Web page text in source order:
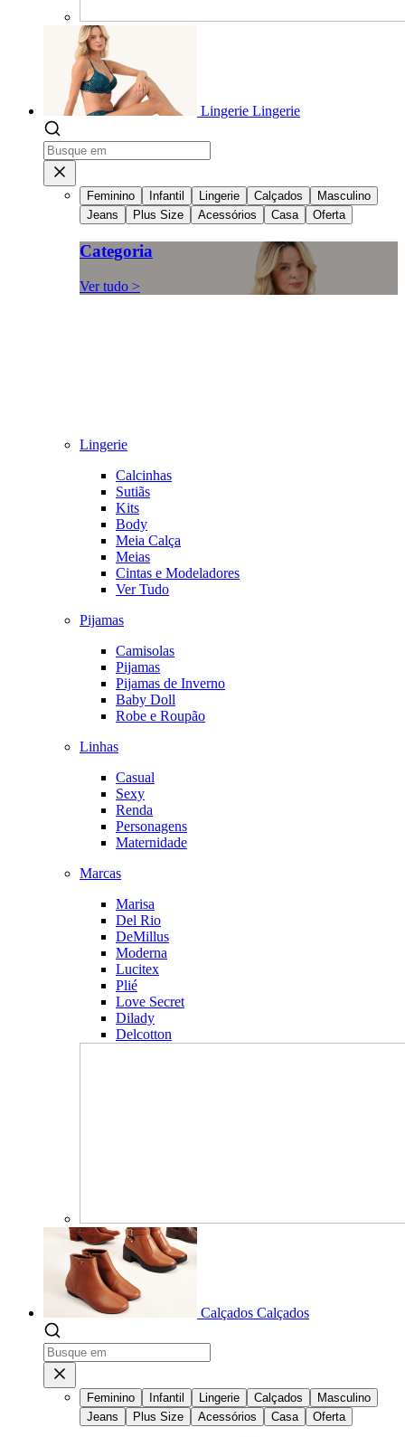
Lingerie Lingerie
Feminino Infantil Lingerie Calçados
Masculino
Jeans
Plus Size Acessórios Casa Oferta
Categoria
Ver tudo >
Lingerie
Calcinhas
Sutiãs
Kits
Body
Meia Calça
Meias
Cintas e Modeladores
Ver Tudo
Pijamas
Camisolas
Pijamas
Pijamas de Inverno
Baby Doll
Robe e Roupão
Linhas
Casual
Sexy
Renda
Personagens
Maternidade
Marcas
Marisa
Del Rio
DeMillus
Moderna
Lucitex
Plié
Love Secret
Dilady
Delcotton
Calçados Calçados
Feminino Infantil Lingerie Calçados
Masculino
Jeans
Plus Size Acessórios Casa Oferta